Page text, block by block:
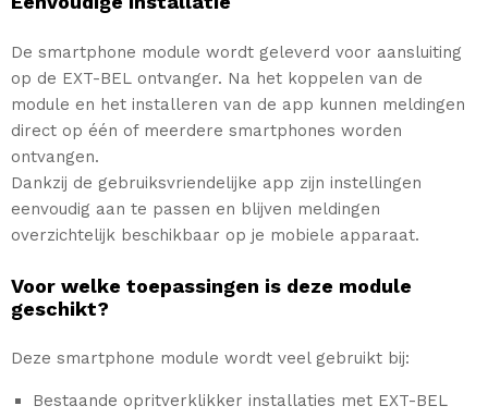
De smartphone module wordt geleverd voor aansluiting
op de EXT-BEL ontvanger. Na het koppelen van de
module en het installeren van de app kunnen meldingen
direct op één of meerdere smartphones worden
ontvangen.
Dankzij de gebruiksvriendelijke app zijn instellingen
eenvoudig aan te passen en blijven meldingen
overzichtelijk beschikbaar op je mobiele apparaat.
Voor welke toepassingen is deze module
geschikt?
Deze smartphone module wordt veel gebruikt bij:
Bestaande opritverklikker installaties met EXT-BEL